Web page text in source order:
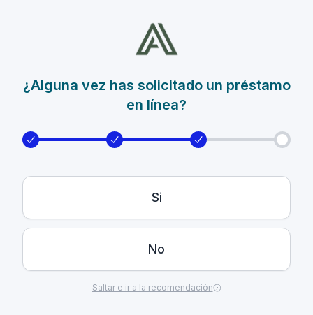
¿Alguna vez has solicitado un préstamo
en línea?
Si
No
Saltar e ir a la recomendación